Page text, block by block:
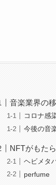
音楽業界の
コロナ感
今後の音
NFTがもた
ヘビメタ
perfume